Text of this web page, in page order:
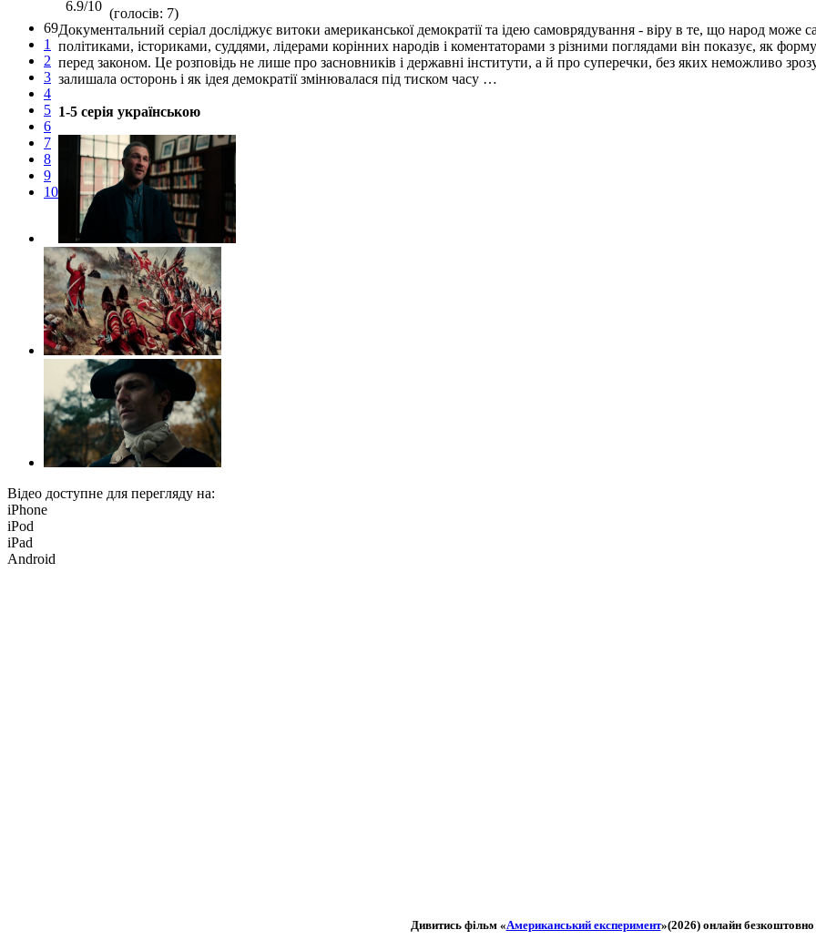
69
1
2
3
4
5
6
7
8
9
10
6.9/10 (голосів: 7)
Документальний серіал досліджує витоки американської демократії та ідею самоврядування - віру в те, що народ може
політиками, істориками, суддями, лідерами корінних народів і коментаторами з різними поглядами він показує, як
перед законом. Це розповідь не лише про засновників і державні інститути, а й про суперечки, без яких неможливо
залишала осторонь і як ідея демократії змінювалася під тиском часу …
1-5 серія українською
Відео доступне для перегляду на:
iPhone
iPod
iPad
Android
Дивитись фільм «Американський експеримент»(2026) онлайн безкоштовно